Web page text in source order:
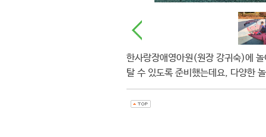
한사랑장애영아원(원장 강귀숙)에
탈 수 있도록 준비했는데요, 다양한